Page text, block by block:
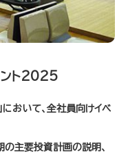
ント2025
において、全社員向けイベ
主要投資計画の説明、